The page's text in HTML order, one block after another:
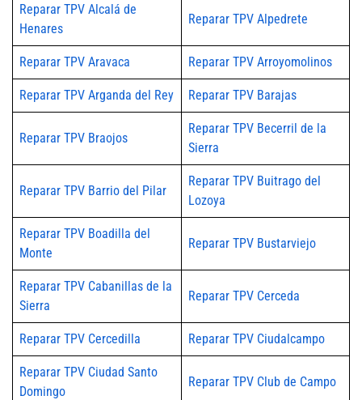
Reparar TPV Alcalá de
Henares
Reparar TPV Alpedrete
Reparar TPV Aravaca Reparar TPV Arroyomolinos
Reparar TPV Arganda del Rey Reparar TPV Barajas
Reparar TPV Braojos
Reparar TPV Becerril de la
Sierra
Reparar TPV Barrio del Pilar
Reparar TPV Buitrago del
Lozoya
Reparar TPV Boadilla del
Monte
Reparar TPV Bustarviejo
Reparar TPV Cabanillas de la
Sierra
Reparar TPV Cerceda
Reparar TPV Cercedilla Reparar TPV Ciudalcampo
Reparar TPV Ciudad Santo
Domingo
Reparar TPV Club de Campo